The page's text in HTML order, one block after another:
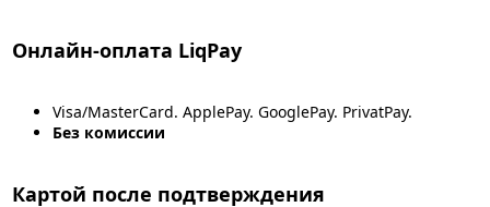
Онлайн-оплата LiqPay
Visa/MasterCard. ApplePay. GooglePay. PrivatPay.
Без комиссии
Картой после подтверждения